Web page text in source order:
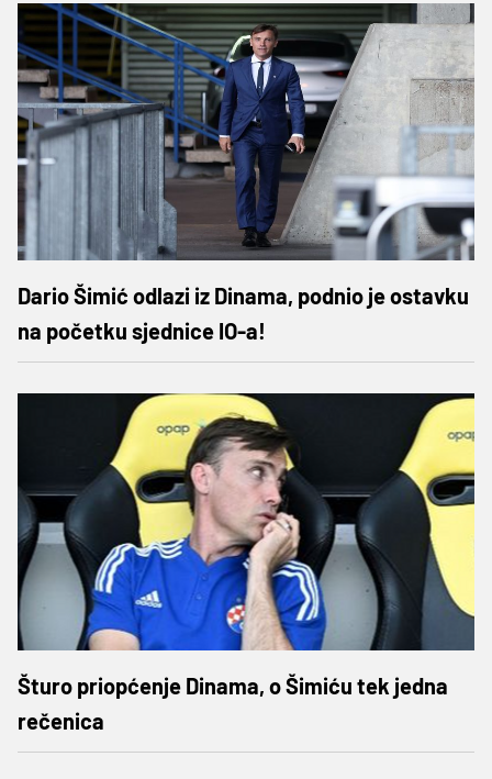
Dario Šimić odlazi iz Dinama, podnio je ostavku
na početku sjednice IO-a!
Šturo priopćenje Dinama, o Šimiću tek jedna
rečenica